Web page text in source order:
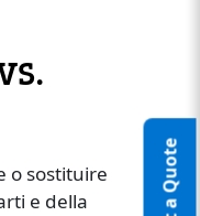
o sostituire
e della